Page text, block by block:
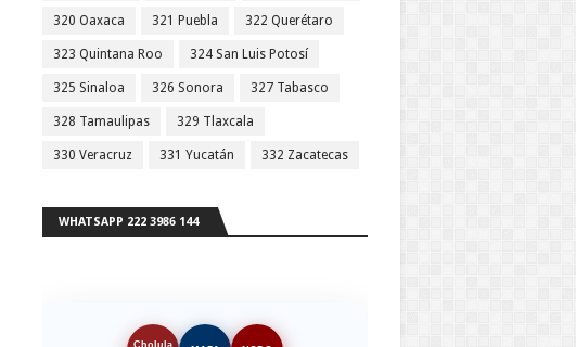
320 Oaxaca 321 Puebla 322 Querétaro
323 Quintana Roo 324 San Luis Potosí
325 Sinaloa 326 Sonora 327 Tabasco
328 Tamaulipas 329 Tlaxcala
330 Veracruz 331 Yucatán 332 Zacatecas
WHATSAPP 222 3986 144
Cholula